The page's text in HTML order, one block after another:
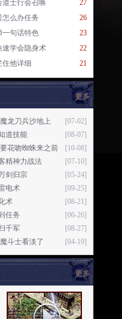
27
道士行会召唤
26
怎么办任务
23
一句话特色
22
速学会隐身术
21
住他详细
更多
[07-02]
龙刀兵沙地上
[08-07]
道技能
[10-08]
花吻蜘蛛来之前
[07-10]
精神力战法
[05-24]
剑归宗
[09-25]
电术
[08-21]
术
[06-26]
任务
[08-27]
千军
[04-19]
斗士看淡了
更多